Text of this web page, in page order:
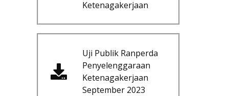
Ketenagakerjaan
Uji Publik Ranperda
Penyelenggaraan
Ketenagakerjaan
September 2023